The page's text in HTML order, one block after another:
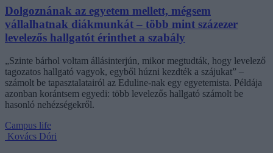
Dolgoznának az egyetem mellett, mégsem
vállalhatnak diákmunkát – több mint százezer
levelezős hallgatót érinthet a szabály
„Szinte bárhol voltam állásinterjún, mikor megtudták, hogy levelező
tagozatos hallgató vagyok, egyből húzni kezdték a szájukat” –
számolt be tapasztalatairól az Eduline-nak egy egyetemista. Példája
azonban korántsem egyedi: több levelezős hallgató számolt be
hasonló nehézségekről.
Campus life
Kovács Dóri